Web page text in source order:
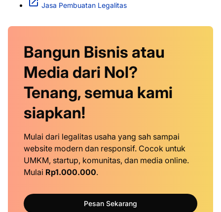
Jasa Pembuatan Legalitas
Bangun Bisnis atau
Media dari Nol?
Tenang, semua kami
siapkan!
Mulai dari legalitas usaha yang sah sampai
website modern dan responsif. Cocok untuk
UMKM, startup, komunitas, dan media online.
Mulai Rp1.000.000.
Pesan Sekarang